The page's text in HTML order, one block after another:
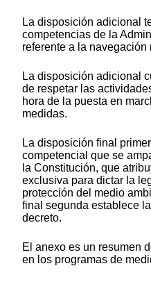
La disposición adicional
competencias de la
referente a la navegación
La disposición adicional
de respetar las
hora de la puesta en
medidas.
La disposición final
competencial que se
la Constitución, que
exclusiva para dictar la
protección del medio
final segunda establece
decreto.
El anexo es un resumen
en los programas de